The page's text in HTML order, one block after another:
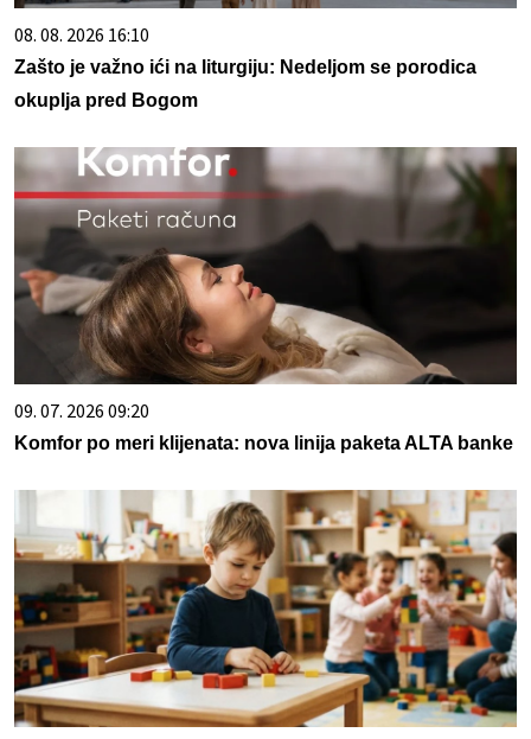
08. 08. 2026 16:10
Zašto je važno ići na liturgiju: Nedeljom se porodica
okuplja pred Bogom
09. 07. 2026 09:20
Komfor po meri klijenata: nova linija paketa ALTA banke